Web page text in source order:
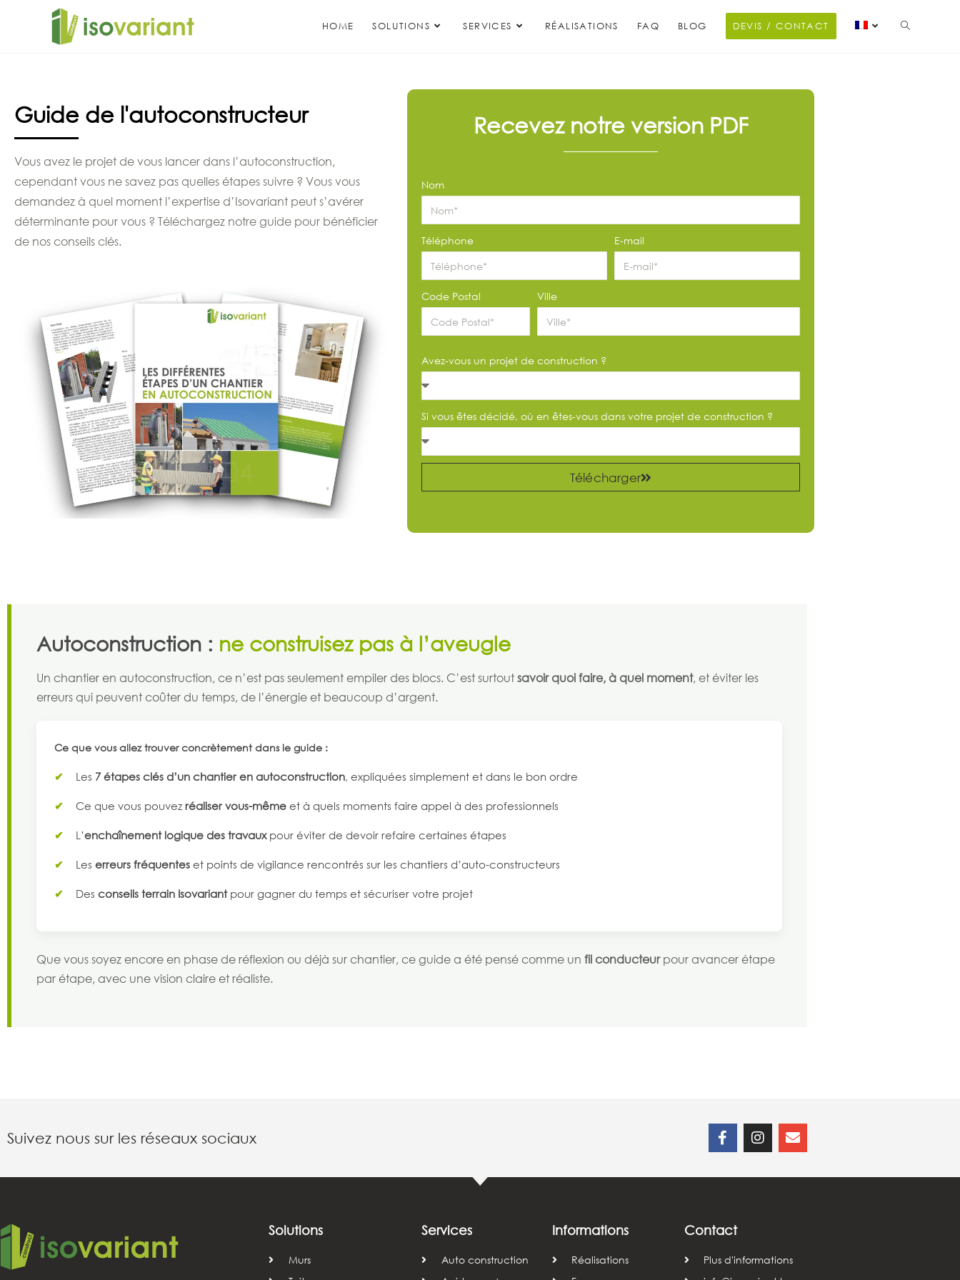
HOME SOLUTIONS SERVICES RÉALISATIONS FAQ BLOG DEVIS / CONTACT
Guide de l'autoconstructeur
Vous avez le projet de vous lancer dans l’autoconstruction,
cependant vous ne savez pas quelles étapes suivre ? Vous vous
demandez à quel moment l’expertise d’Isovariant peut s’avérer
déterminante pour vous ? Téléchargez notre guide pour bénéficier
de nos conseils clés.
Recevez notre version PDF
Nom
Téléphone E-mail
Code Postal Ville
Avez-vous un projet de construction ?
Si vous êtes décidé, où en êtes-vous dans votre projet de construction ?
Télécharger
Autoconstruction : ne construisez pas à l’aveugle
Un chantier en autoconstruction, ce n’est pas seulement empiler des blocs. C’est surtoutsavoir quoi faire, à quel moment, et éviter les
erreurs qui peuvent coûter du temps, de l’énergie et beaucoup d’argent.
Ce que vous allez trouver concrètement dans le guide :
Les 7 étapes clés d’un chantier en autoconstruction, expliquées simplement et dans le bon ordre
Ce que vous pouvezréaliser vous-même et à quels moments faire appel à des professionnels
L’enchaînement logique des travauxpour éviter de devoir refaire certaines étapes
Les erreurs fréquentes et points de vigilance rencontrés sur les chantiers d’auto-constructeurs
Des conseils terrain Isovariantpour gagner du temps et sécuriser votre projet
Que vous soyez encore en phase de réflexion ou déjà sur chantier, ce guide a été pensé comme un fil conducteurpour avancer étape
par étape, avec une vision claire et réaliste.
Suivez nous sur les réseaux sociaux
Solutions
Murs
Services
Auto construction
Informations
Réalisations
Contact
Plus d'informations